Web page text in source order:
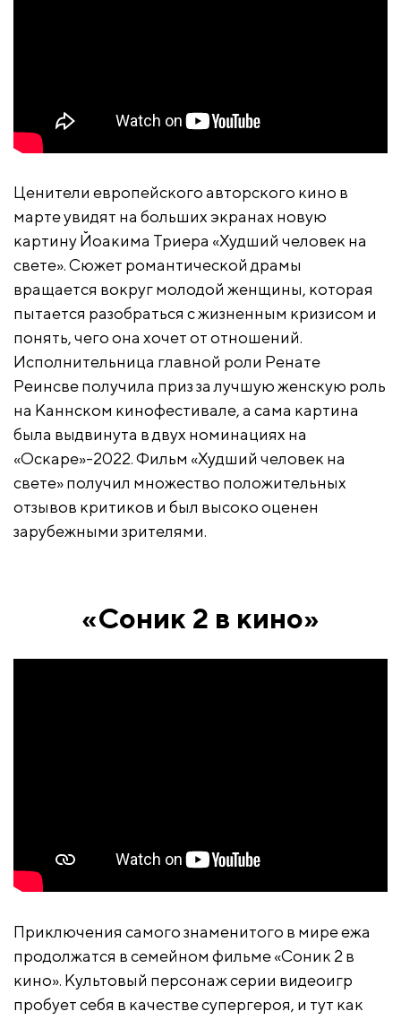
Ценители европейского авторского кино в
марте увидят на больших экранах новую
картину Йоакима Триера «Худший человек на
свете». Сюжет романтической драмы
вращается вокруг молодой женщины, которая
пытается разобраться с жизненным кризисом и
понять, чего она хочет от отношений.
Исполнительница главной роли Ренате
Реинсве получила приз за лучшую женскую роль
на Каннском кинофестивале, а сама картина
была выдвинута в двух номинациях на
«Оскаре»-2022. Фильм «Худший человек на
свете» получил множество положительных
отзывов критиков и был высоко оценен
зарубежными зрителями.
«Соник 2 в кино»
Приключения самого знаменитого в мире ежа
продолжатся в семейном фильме «Соник 2 в
кино». Культовый персонаж серии видеоигр
пробует себя в качестве супергероя, и тут как